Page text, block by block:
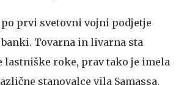
po prvi svetovni vojni podjetje
Tovarna in livarna sta
lastniške roke, prav tako je imela
stanovalce vila Samassa.